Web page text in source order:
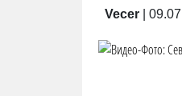
Vecer